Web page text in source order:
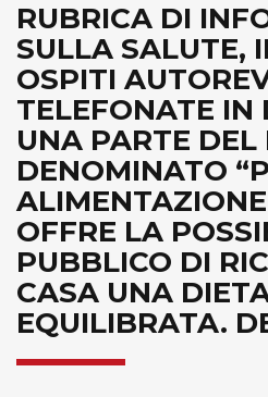
RUBRICA DI
SULLA SALUTE,
OSPITI
TELEFONATE IN
UNA PARTE
DENOMINATO
OFFRE LA
PUBBLICO DI
CASA UNA
EQUILIBRATA.